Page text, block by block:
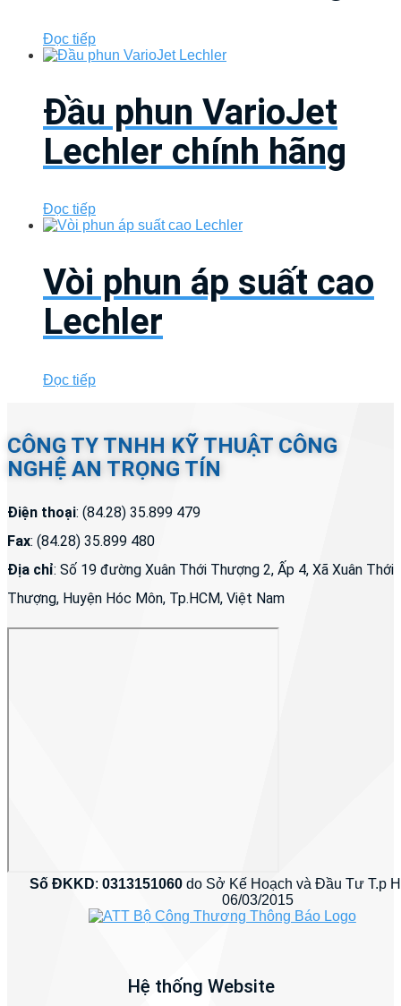
Đọc tiếp
Đầu phun VarioJet
Lechler chính hãng
Đọc tiếp
Vòi phun áp suất cao
Lechler
Đọc tiếp
CÔNG TY TNHH KỸ THUẬT CÔNG
NGHỆ AN TRỌNG TÍN
Điện thoại: (84.28) 35.899 479
Fax: (84.28) 35.899 480
Địa chỉ: Số 19 đường Xuân Thới Thượng 2, Ấp 4, Xã Xuân Thới
Thượng, Huyện Hóc Môn, Tp.HCM, Việt Nam
Số ĐKKD:0313151060 do Sở Kế Hoạch và Đầu Tư T.p
06/03/2015
Hệ thống Website